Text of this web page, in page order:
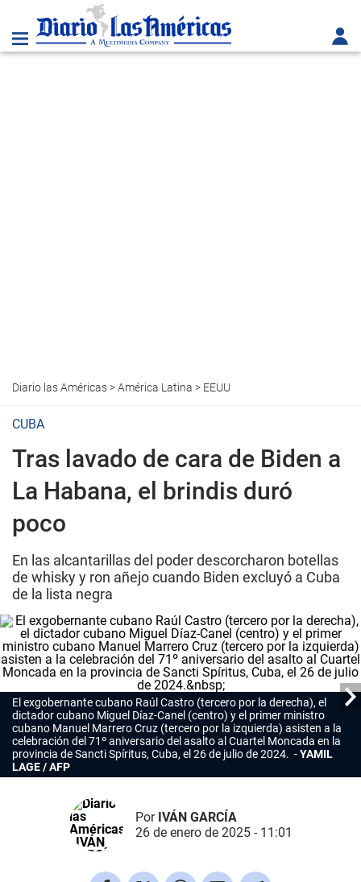
Diario las Américas>América Latina > EEUU
CUBA
Tras lavado de cara de Biden a
La Habana, el brindis duró
poco
En las alcantarillas del poder descorcharon botellas
de whisky y ron añejo cuando Biden excluyó a Cuba
de la lista negra
El exgobernante cubano Raúl Castro (tercero por la derecha), el
dictador cubano Miguel Díaz-Canel (centro) y el primer ministro
cubano Manuel Marrero Cruz (tercero por la izquierda) asisten a la
celebración del 71º aniversario del asalto al Cuartel Moncada en la
provincia de Sancti Spíritus, Cuba, el 26 de julio de 2024.
YAMIL
LAGE / AFP
Por IVÁN GARCÍA
26 de enero de 2025 - 11:01